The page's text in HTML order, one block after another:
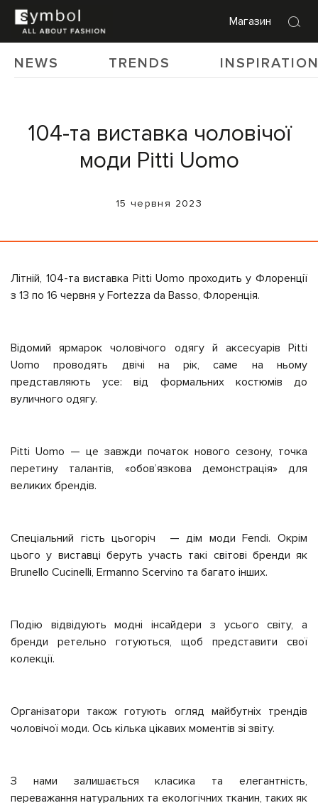
Магазин
NEWS TRENDS
104-та виставка чоловічої
моди Pitti Uomo
15 червня 2023
Літній, 104-та виставка Pitti Uomo проходить у Флоренції
з 13 по 16 червня у Fortezza da Basso, Флоренція.
Відомий ярмарок чоловічого одягу й аксесуарів Pitti
Uomo проводять двічі на рік, саме на ньому
представляють усе: від формальних костюмів до
вуличного одягу.
Pitti Uomo — це завжди початок нового сезону, точка
перетину талантів, «обов’язкова демонстрація» для
великих брендів.
Спеціальний гість цьогоріч — дім моди Fendi. Окрім
цього у виставці беруть участь такі світові бренди як
Brunello Cucinelli, Ermanno Scervino та багато інших.
Подію відвідують модні інсайдери з усього світу, а
бренди ретельно готуються, щоб представити свої
колекції.
Організатори також готують огляд майбутніх трендів
чоловічої моди. Ось кілька цікавих моментів зі звіту.
З нами залишається класика та елегантність,
переважання натуральних та екологічних тканин, таких як